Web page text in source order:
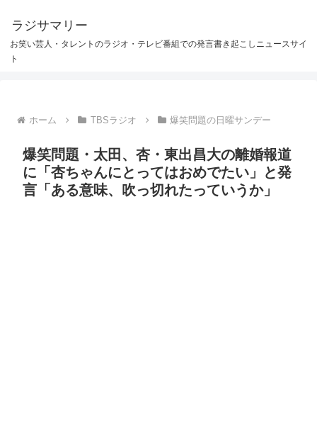
ラジサマリー
お笑い芸人・タレントのラジオ・テレビ番組での発言書き起こしニュースサイ
ト
ホーム TBSラジオ 爆笑問題の日曜サンデー
爆笑問題・太田、杏・東出昌大の離婚報道
に「杏ちゃんにとってはおめでたい」と発
言「ある意味、吹っ切れたっていうか」